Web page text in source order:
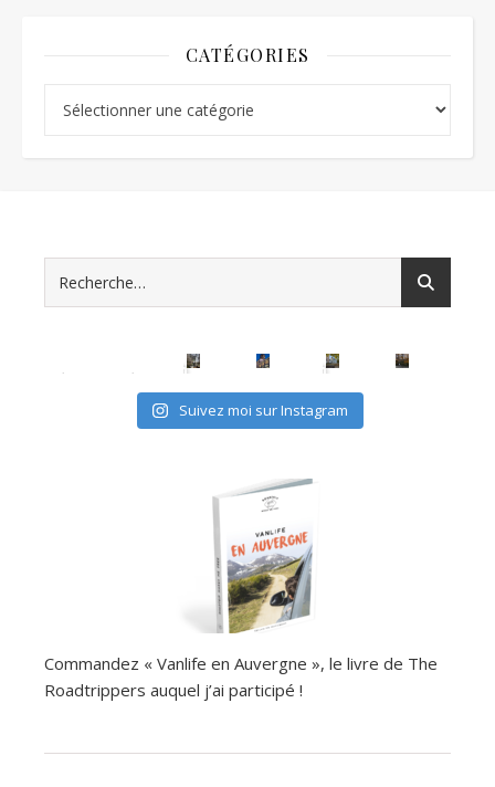
CATÉGORIES
avec les (mini) kids, c'est possible
Suivez moi sur Instagram
Commandez « Vanlife en Auvergne », le livre de The
Roadtrippers auquel j’ai participé !